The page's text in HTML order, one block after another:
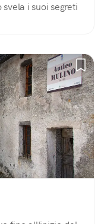
i suoi segreti